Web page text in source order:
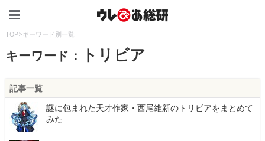
TOP>キーワード別一覧
キーワード： トリビア
記事一覧
謎に包まれた天才作家・西尾維新のトリビアをまとめて
みた